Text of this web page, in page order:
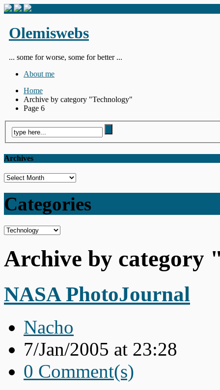
Olemiswebs
... some for worse, some for better ...
About me
Home
Archive by category "Technology"
Page 6
Archives
Archives
Categories
Categories
Archive by category
NASA PhotoJournal
Nacho
7/Jan/2005 at 23:28
0 Comment(s)